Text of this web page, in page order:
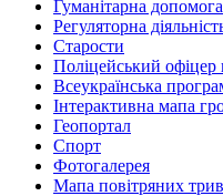
Гуманітарна допомога
Регуляторна
Старости
Поліцейський офіцер
Всеукраїнська
Інтерактивна мапа
Геопортал
Спорт
Фотогалерея
Мапа повітряних